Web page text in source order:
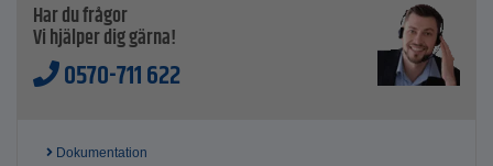
Har du frågor
Vi hjälper dig gärna!
0570-711 622
Dokumentation